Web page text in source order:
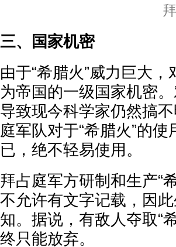
三、国家机密
由于“希腊火”威力巨大
为帝国的一级国家机密
导致现今科学家仍然搞
庭军队对于“希腊火”的
已，绝不轻易使用。
拜占庭军方研制和生产“
不允许有文字记载，因
知。据说，有敌人夺取“
终只能放弃。